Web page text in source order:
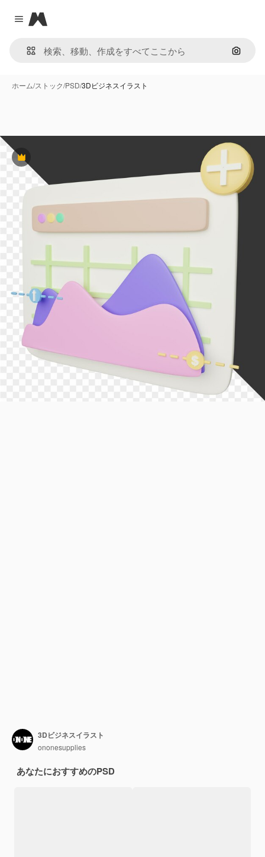
Close menu
Magnific
画像で
ホーム/ストック/PSD/3Dビジネスイラスト
Premium
3Dビジネスイラスト
ononesupplies
あなたにおすすめのPSD